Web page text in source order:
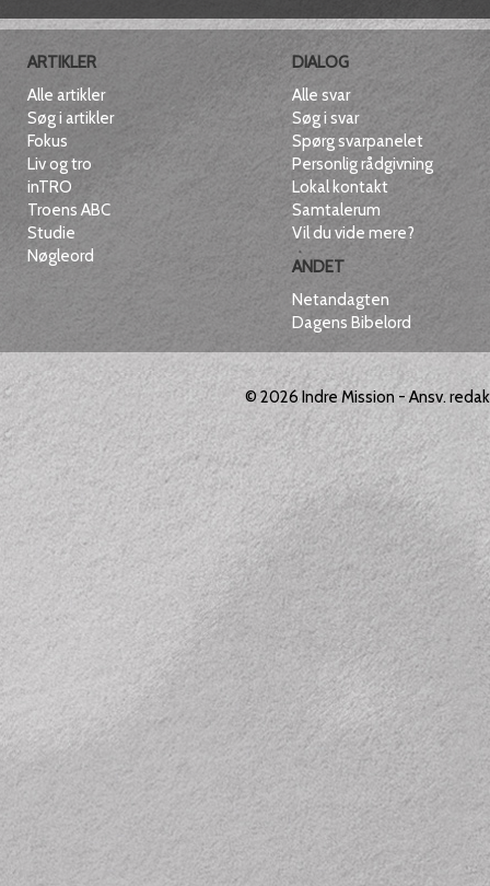
ARTIKLER
Alle artikler
Søg i artikler
Fokus
Liv og tro
inTRO
Troens ABC
Studie
Nøgleord
DIALOG
Alle svar
Søg i svar
Spørg svarpanelet
Personlig rådgivning
Lokal kontakt
Samtalerum
Vil du vide mere?
ANDET
Netandagten
Dagens Bibelord
© 2026Indre Mission - Ansv.